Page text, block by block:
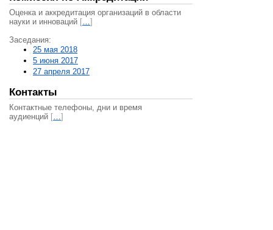
Оценка и аккредитация организаций в области
науки и инноваций […]
Заседания:
25 мая 2018
5 июня 2017
27 апреля 2017
Контакты
Контактные телефоны, дни и время
аудиенций […]